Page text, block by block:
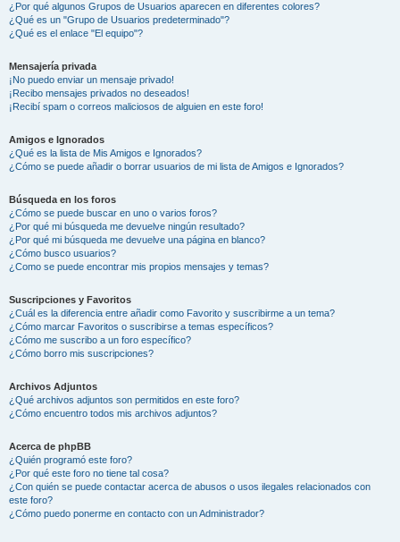
¿Por qué algunos Grupos de Usuarios aparecen en diferentes colores?
¿Qué es un "Grupo de Usuarios predeterminado"?
¿Qué es el enlace "El equipo"?
Mensajería privada
¡No puedo enviar un mensaje privado!
¡Recibo mensajes privados no deseados!
¡Recibí spam o correos maliciosos de alguien en este foro!
Amigos e Ignorados
¿Qué es la lista de Mis Amigos e Ignorados?
¿Cómo se puede añadir o borrar usuarios de mi lista de Amigos e Ignorados?
Búsqueda en los foros
¿Cómo se puede buscar en uno o varios foros?
¿Por qué mi búsqueda me devuelve ningún resultado?
¿Por qué mi búsqueda me devuelve una página en blanco?
¿Cómo busco usuarios?
¿Como se puede encontrar mis propios mensajes y temas?
Suscripciones y Favoritos
¿Cuál es la diferencia entre añadir como Favorito y suscribirme a un tema?
¿Cómo marcar Favoritos o suscribirse a temas específicos?
¿Cómo me suscribo a un foro específico?
¿Cómo borro mis suscripciones?
Archivos Adjuntos
¿Qué archivos adjuntos son permitidos en este foro?
¿Cómo encuentro todos mis archivos adjuntos?
Acerca de phpBB
¿Quién programó este foro?
¿Por qué este foro no tiene tal cosa?
¿Con quién se puede contactar acerca de abusos o usos ilegales relacionados con
este foro?
¿Cómo puedo ponerme en contacto con un Administrador?